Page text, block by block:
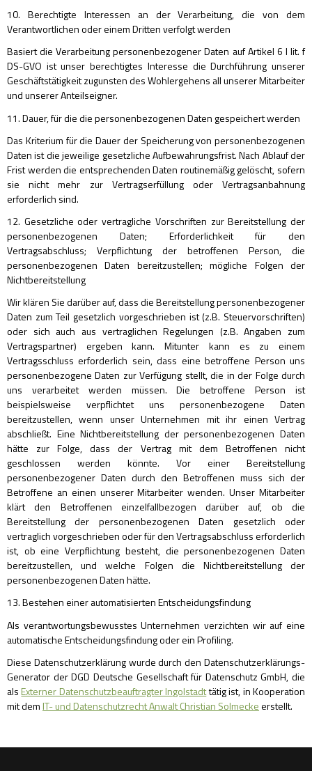
10. Berechtigte Interessen an der Verarbeitung, die von dem
Verantwortlichen oder einem Dritten verfolgt werden
Basiert die Verarbeitung personenbezogener Daten auf Artikel 6 I lit. f
DS-GVO ist unser berechtigtes Interesse die Durchführung unserer
Geschäftstätigkeit zugunsten des Wohlergehens all unserer Mitarbeiter
und unserer Anteilseigner.
11. Dauer, für die die personenbezogenen Daten gespeichert werden
Das Kriterium für die Dauer der Speicherung von personenbezogenen
Daten ist die jeweilige gesetzliche Aufbewahrungsfrist. Nach Ablauf der
Frist werden die entsprechenden Daten routinemäßig gelöscht, sofern
sie nicht mehr zur Vertragserfüllung oder Vertragsanbahnung
erforderlich sind.
12. Gesetzliche oder vertragliche Vorschriften zur Bereitstellung der
personenbezogenen Daten; Erforderlichkeit für den
Vertragsabschluss; Verpflichtung der betroffenen Person, die
personenbezogenen Daten bereitzustellen; mögliche Folgen der
Nichtbereitstellung
Wir klären Sie darüber auf, dass die Bereitstellung personenbezogener
Daten zum Teil gesetzlich vorgeschrieben ist (z.B. Steuervorschriften)
oder sich auch aus vertraglichen Regelungen (z.B. Angaben zum
Vertragspartner) ergeben kann. Mitunter kann es zu einem
Vertragsschluss erforderlich sein, dass eine betroffene Person uns
personenbezogene Daten zur Verfügung stellt, die in der Folge durch
uns verarbeitet werden müssen. Die betroffene Person ist
beispielsweise verpflichtet uns personenbezogene Daten
bereitzustellen, wenn unser Unternehmen mit ihr einen Vertrag
abschließt. Eine Nichtbereitstellung der personenbezogenen Daten
hätte zur Folge, dass der Vertrag mit dem Betroffenen nicht
geschlossen werden könnte. Vor einer Bereitstellung
personenbezogener Daten durch den Betroffenen muss sich der
Betroffene an einen unserer Mitarbeiter wenden. Unser Mitarbeiter
klärt den Betroffenen einzelfallbezogen darüber auf, ob die
Bereitstellung der personenbezogenen Daten gesetzlich oder
vertraglich vorgeschrieben oder für den Vertragsabschluss erforderlich
ist, ob eine Verpflichtung besteht, die personenbezogenen Daten
bereitzustellen, und welche Folgen die Nichtbereitstellung der
personenbezogenen Daten hätte.
13. Bestehen einer automatisierten Entscheidungsfindung
Als verantwortungsbewusstes Unternehmen verzichten wir auf eine
automatische Entscheidungsfindung oder ein Profiling.
Diese Datenschutzerklärung wurde durch den Datenschutzerklärungs-
Generator der DGD Deutsche Gesellschaft für Datenschutz GmbH, die
als Externer Datenschutzbeauftragter Ingolstadttätig ist, in Kooperation
mit dem IT- und Datenschutzrecht Anwalt Christian Solmeckeerstellt.